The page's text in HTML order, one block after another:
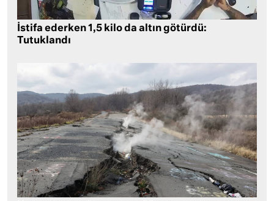
İstifa ederken 1,5 kilo da altın götürdü:
Tutuklandı